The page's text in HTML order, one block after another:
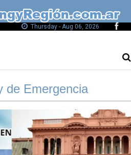
Thursday - Aug 06, 2026
de Emergencia